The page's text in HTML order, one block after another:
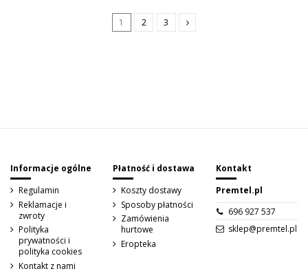
1 2 3
Informacje ogólne
Regulamin
Reklamacje i
zwroty
Polityka
prywatności i
polityka cookies
Kontakt z nami
Płatność i dostawa
Koszty dostawy
Sposoby płatności
Zamówienia
hurtowe
Eropteka
Kontakt
Premtel.pl
696 927 537
sklep@premtel.pl